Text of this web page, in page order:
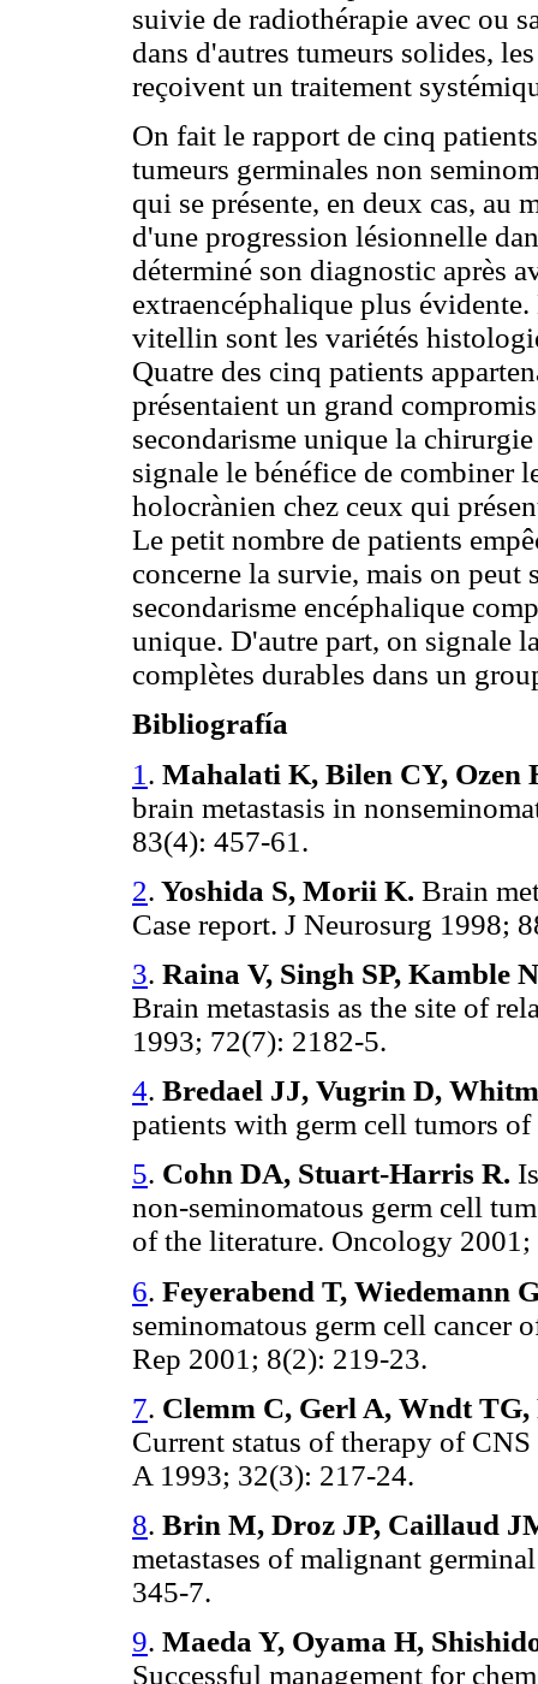
suivie de radiothérapie avec ou
dans d'autres tumeurs solides,
reçoivent un traitement
On fait le rapport de cinq
tumeurs germinales non
qui se présente, en deux cas, au
d'une progression lésionnelle
déterminé son diagnostic après
extraencéphalique plus
vitellin sont les variétés
Quatre des cinq patients
présentaient un grand
secondarisme unique la
signale le bénéfice de combiner
holocrànien chez ceux qui
Le petit nombre de patients
concerne la survie, mais on peut
secondarisme encéphalique
unique. D'autre part, on signale
complètes durables dans un
Bibliografía
1 . Mahalati K, Bilen CY, Ozen
brain metastasis in
83(4): 457-61.
2. Yoshida S, Morii K. Brain
Case report. J Neurosurg 1998;
3. Raina V, Singh SP, Kamble
Brain metastasis as the site of
1993; 72(7): 2182-5.
4. Bredael JJ, Vugrin D,
patients with germ cell tumors
5. Cohn DA, Stuart-Harris R.
non-seminomatous germ cell
of the literature. Oncology
6. Feyerabend T, Wiedemann
seminomatous germ cell cancer
Rep 2001; 8(2): 219-23.
7. Clemm C, Gerl A, Wndt
Current status of therapy of
A 1993; 32(3): 217-24.
8. Brin M, Droz JP, Caillaud
metastases of malignant
345-7.
9. Maeda Y, Oyama H,
Successful management for